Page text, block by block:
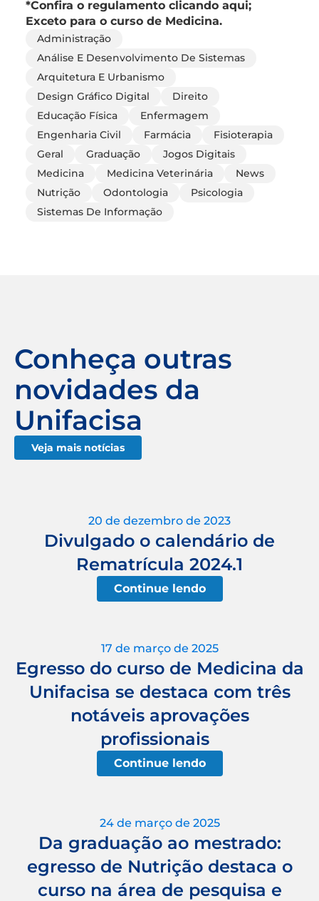
*Confira o regulamento clicando aqui;
Exceto para o curso de Medicina.
Administração
Análise E Desenvolvimento De Sistemas
Arquitetura E Urbanismo
Design Gráfico Digital
Direito
Educação Física
Enfermagem
Engenharia Civil
Farmácia
Fisioterapia
Geral
Graduação
Jogos Digitais
Medicina
Medicina Veterinária
News
Nutrição
Odontologia
Psicologia
Sistemas De Informação
Conheça outras
novidades da
Unifacisa
Veja mais notícias
20 de dezembro de 2023
Divulgado o calendário de
Rematrícula 2024.1
Continue lendo
17 de março de 2025
Egresso do curso de Medicina da
Unifacisa se destaca com três
notáveis aprovações
profissionais
Continue lendo
24 de março de 2025
Da graduação ao mestrado:
egresso de Nutrição destaca o
curso na área de pesquisa e